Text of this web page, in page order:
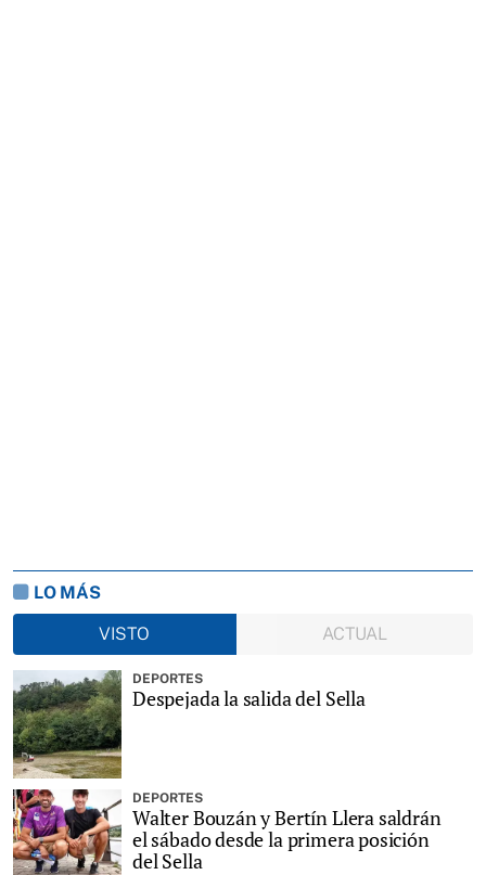
LO MÁS
VISTO
ACTUAL
DEPORTES
Despejada la salida del Sella
DEPORTES
Walter Bouzán y Bertín Llera saldrán
el sábado desde la primera posición
del Sella